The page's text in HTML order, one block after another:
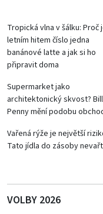
Tropická vlna v šálku: Proč
letním hitem číslo jedna
banánové latte a jak si ho
připravit doma
Supermarket jako
architektonický skvost?
Penny mění podobu
Vařená rýže je největší
Tato jídla do zásoby
VOLBY 2026